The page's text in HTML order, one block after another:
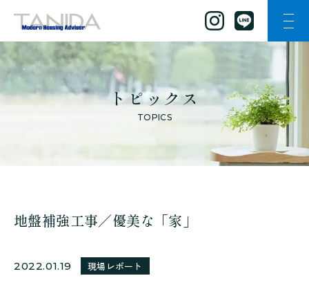
谷田工務店のトップページへ移動
ナビ
トピックス
TOPICS
地盤補強工事／優美な「家」
2022.01.19 現場レポート